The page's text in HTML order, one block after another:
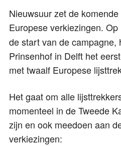
Nieuwsuur zet de
Europese verkiezingen. Op
de start van de campagne,
Prinsenhof in Delft het
met twaalf Europese
Het gaat om alle
momenteel in de Tweede
zijn en ook meedoen aan
verkiezingen: